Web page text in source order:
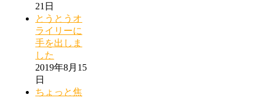
21日
とうとうオ
ライリーに
手を出しま
した
2019年8月15
日
ちょっと焦